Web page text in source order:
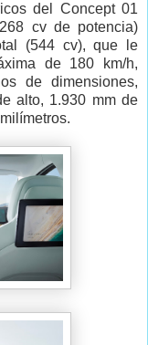
del Concept 01
cv de potencia)
(544 cv), que le
de 180 km/h,
de dimensiones,
alto, 1.930 mm de